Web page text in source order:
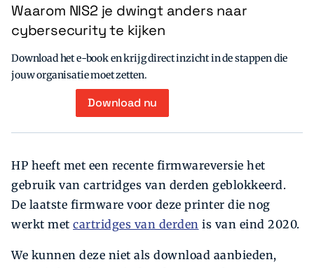
Waarom NIS2 je dwingt anders naar
cybersecurity te kijken
Download het e-book en krijg direct inzicht in de stappen die
jouw organisatie moet zetten.
Download nu
HP heeft met een recente firmwareversie het
gebruik van cartridges van derden geblokkeerd.
De laatste firmware voor deze printer die nog
werkt met cartridges van derden is van eind 2020.
We kunnen deze niet als download aanbieden,